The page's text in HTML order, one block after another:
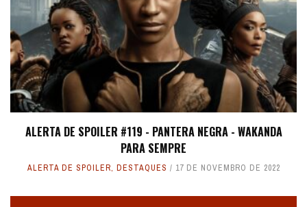
ALERTA DE SPOILER #119 - PANTERA NEGRA - WAKANDA
PARA SEMPRE
ALERTA DE SPOILER, DESTAQUES 17 DE NOVEMBRO DE 2022